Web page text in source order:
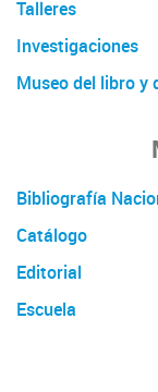
Talleres
Investigaciones
Museo del libro y
Bibliografía
Catálogo
Editorial
Escuela